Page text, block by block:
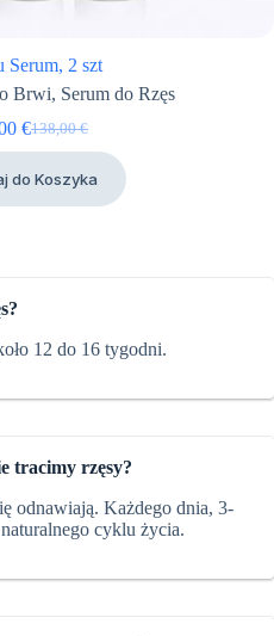
Serum, 2 szt
Brwi, Serum do Rzęs
138,00€
Pierwotna
wynosiła:
138,00 €.
€Aktualna
wynosi:
89,00 €.
do Koszyka
12 do 16 tygodni.
tracimy rzęsy?
odnawiają. Każdego dnia, 3-
cyklu życia.